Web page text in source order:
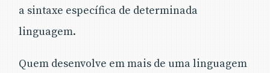
a sintaxe específica de determinada
linguagem.
Quem desenvolve em mais de uma linguagem